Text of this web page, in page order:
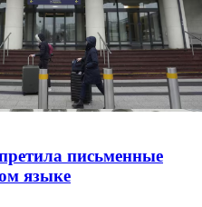
письменные
языке